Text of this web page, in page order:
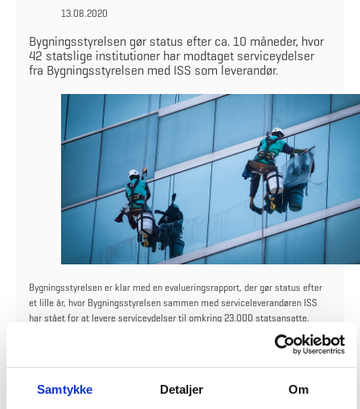
Samtykke Detaljer Om
13.08.2020
Bygningsstyrelsen gør status efter ca. 10 måneder, hvor
42 statslige institutioner har modtaget serviceydelser
fra Bygningsstyrelsen med ISS som leverandør.
Bygningsstyrelsen er klar med en evalueringsrapport, der gør status efter
et lille år, hvor Bygningsstyrelsen sammen med serviceleverandøren ISS
har stået for at levere serviceydelser til omkring 23.000 statsansatte.
Overordnet set viser rapporten, at serviceydelserne leveres på et
tilfredsstillende niveau med en acceptabel brugertilfredshed og betydelige
- Som det ser ud lige nu bliver 88 procent af de indmeldte opgaver løst